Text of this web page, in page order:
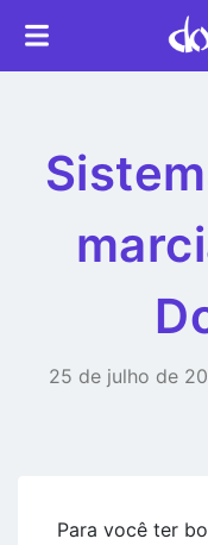
25 de julho de
Para você ter